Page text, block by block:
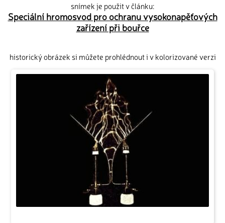
snímek je použit v článku:
Speciální hromosvod pro ochranu vysokonapěťových
zařízení při bouřce
historický obrázek si můžete prohlédnout i v kolorizované verzi